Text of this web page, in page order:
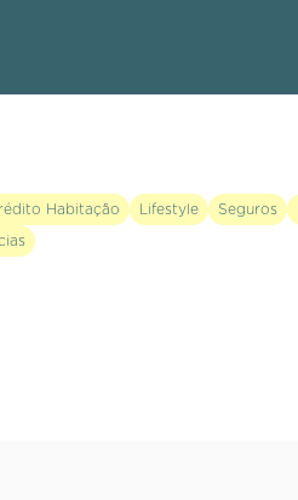
Habitação Lifestyle Seguros